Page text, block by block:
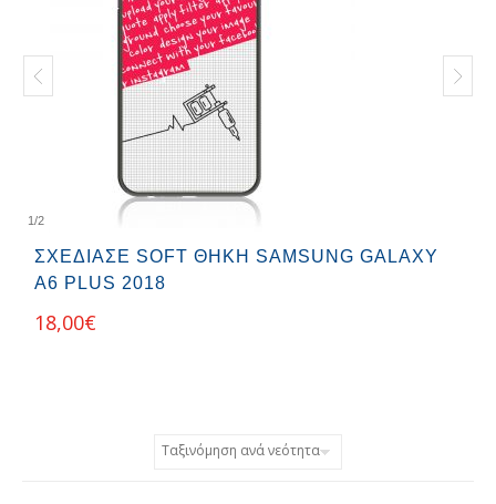
1/2
ΣΧΕΔΊΑΣΕ SOFT ΘΉΚΗ SAMSUNG GALAXY
A6 PLUS 2018
18,00€